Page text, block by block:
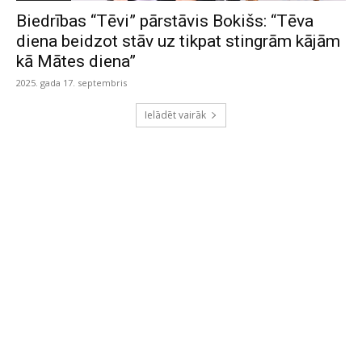
Biedrības “Tēvi” pārstāvis Bokišs: “Tēva
diena beidzot stāv uz tikpat stingrām kājām
kā Mātes diena”
2025. gada 17. septembris
Ielādēt vairāk